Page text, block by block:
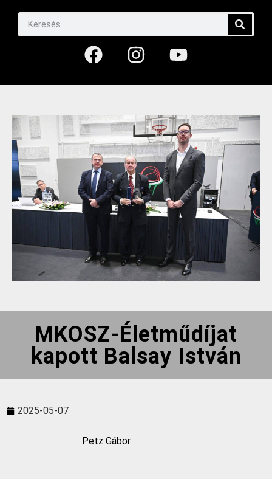
MKOSZ-Életműdíjat
kapott Balsay István
2025-05-07
Petz Gábor